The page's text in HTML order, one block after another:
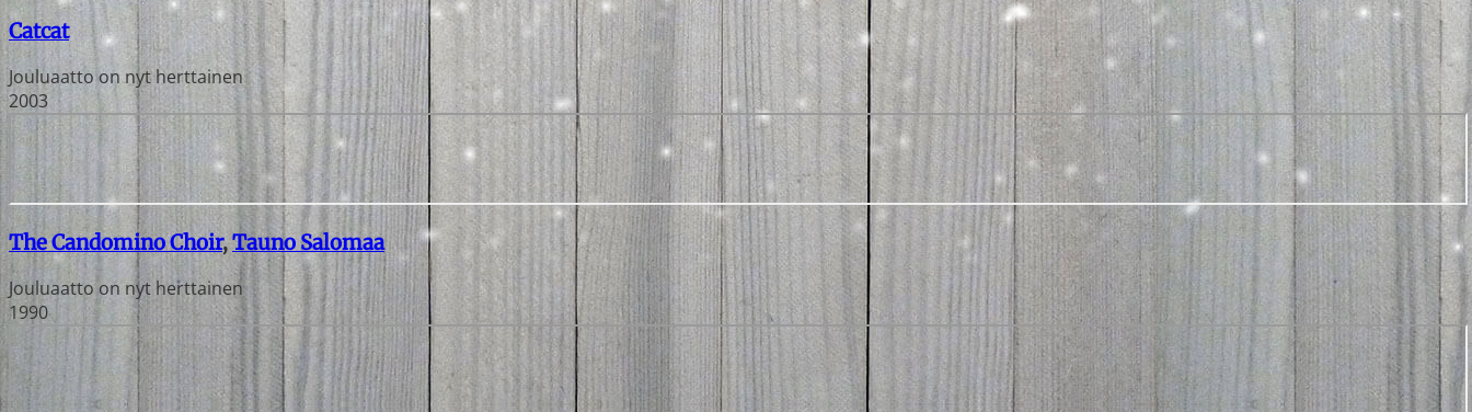
Catcat
Jouluaatto on nyt herttainen
2003
The Candomino Choir,Tauno Salomaa
Jouluaatto on nyt herttainen
1990